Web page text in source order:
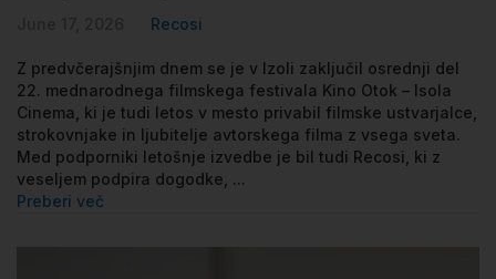
Recosi
Z predvčerajšnjim dnem se je v Izoli zaključil osrednji del
22. mednarodnega filmskega festivala Kino Otok – Isola
Cinema, ki je tudi letos v mesto privabil filmske ustvarjalce,
strokovnjake in ljubitelje avtorskega filma z vsega sveta.
Med podporniki letošnje izvedbe je bil tudi Recosi, ki z
veseljem podpira dogodke, ...
Preberi več